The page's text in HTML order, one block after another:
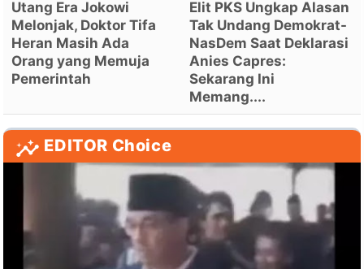
Utang Era Jokowi
Melonjak, Doktor Tifa
Heran Masih Ada
Orang yang Memuja
Pemerintah
Elit PKS Ungkap Alasan
Tak Undang Demokrat-
NasDem Saat Deklarasi
Anies Capres:
Sekarang Ini
Memang....
EDITOR Choice